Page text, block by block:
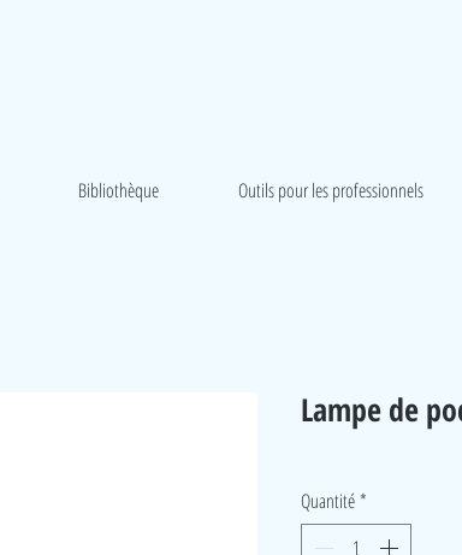
Bibliothèque Outils pour les professionnels
Lampe de
Quantité *